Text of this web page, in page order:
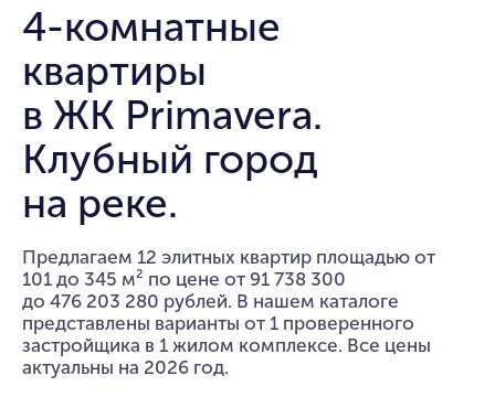
4-комнатные
квартиры
в ЖК Primavera.
Клубный город
на реке.
Предлагаем 12 элитных квартир площадью от
101 до 345 м² по цене от 91 738 300
до 476 203 280 рублей. В нашем каталоге
представлены варианты от 1 проверенного
застройщика в 1 жилом комплексе. Все цены
актуальны на 2026 год.